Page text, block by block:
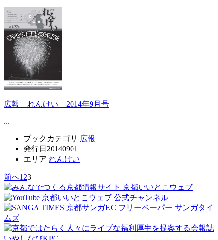
広報 れんけい 2014年9月号
...
ブックカテゴリ 広報
発行日 20140901
エリア れんけい
前へ1 23